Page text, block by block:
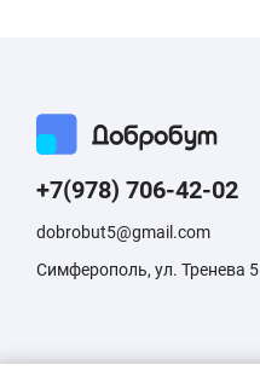
+7(978) 706-42-02
dobrobut5@gmail.com
Симферополь, ул. Тренева 5